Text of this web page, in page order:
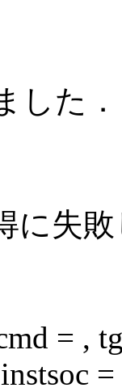
した．
に失
= ,